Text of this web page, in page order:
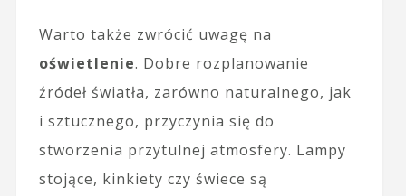
Warto także zwrócić uwagę na
oświetlenie. Dobre rozplanowanie
źródeł światła, zarówno naturalnego, jak
i sztucznego, przyczynia się do
stworzenia przytulnej atmosfery. Lampy
stojące, kinkiety czy świece są